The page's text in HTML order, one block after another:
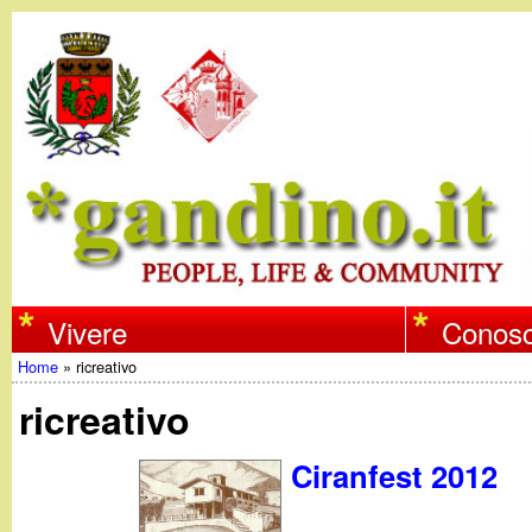
w
w
w
Vivere
Tu
sei
Home »ricreativo
ricreativo
Ciranfest 2012